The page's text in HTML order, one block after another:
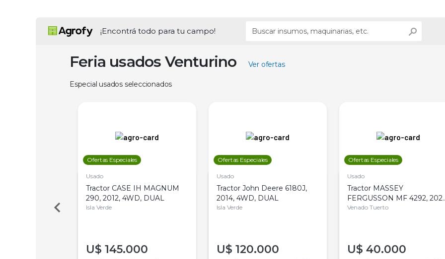
¡Encontrá todo para tu campo!
Feria usados Venturino Ver ofertas
Especial usados seleccionados
Ofertas Especiales
Usado
Tractor CASE IH MAGNUM
290, 2012, 4WD, DUAL
Isla Verde
U$ 145.000
Ofertas Especiales
Usado
Tractor John Deere 6180J,
2014, 4WD, DUAL
Isla Verde
U$ 120.000
Ofertas Especiales
Usado
Tractor MASSEY
FERGUSSON MF 4292,
4WD, PATON
Venado Tuerto
U$ 40.000